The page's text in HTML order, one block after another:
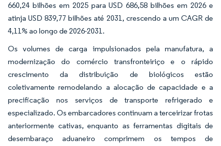
660,24 bilhões em 2025 para USD 686,58 bilhões em 2026 e
atinja USD 839,77 bilhões até 2031, crescendo a um CAGR de
4,11% ao longo de 2026-2031.
Os volumes de carga impulsionados pela manufatura, a
modernização do comércio transfronteiriço e o rápido
crescimento da distribuição de biológicos estão
coletivamente remodelando a alocação de capacidade e a
precificação nos serviços de transporte refrigerado e
especializado. Os embarcadores continuam a terceirizar frotas
anteriormente cativas, enquanto as ferramentas digitais de
desembaraço aduaneiro comprimem os tempos de